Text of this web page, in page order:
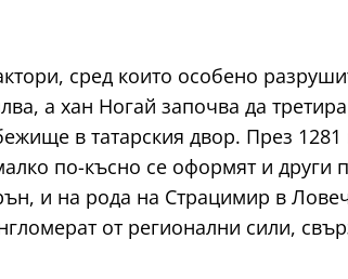
сред които особено
а хан Ногай започва да
в татарския двор. През 1281
по-късно се оформят и други
и на рода на Страцимир в
от регионални сили,